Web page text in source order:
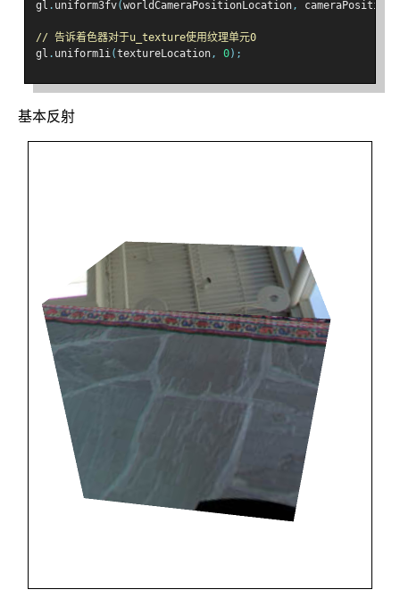
gl . uniform3fv(worldCameraPositionLocation, cameraPosition
// 告诉着色器对于u_texture使用纹理单元0
gl . uniform1i(textureLocation, 0);
基本反射